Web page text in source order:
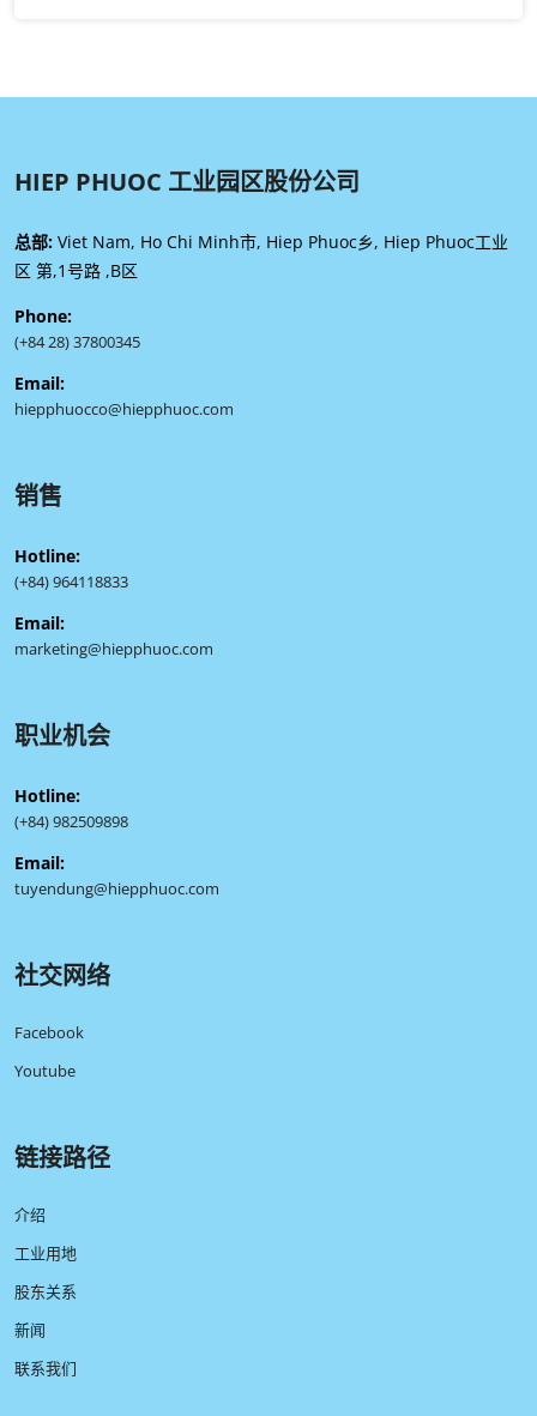
HIEP PHUOC 工业园区股份公司
总部: Viet Nam, Ho Chi Minh市, Hiep Phuoc乡, Hiep Phuoc工业
区 第,1号路 ,B区
Phone:
(+84 28) 37800345
Email:
hiepphuocco@hiepphuoc.com
销售
Hotline:
(+84) 964118833
Email:
marketing@hiepphuoc.com
职业机会
Hotline:
(+84) 982509898
Email:
tuyendung@hiepphuoc.com
社交网络
Facebook
Youtube
链接路径
介绍
工业用地
股东关系
新闻
联系我们